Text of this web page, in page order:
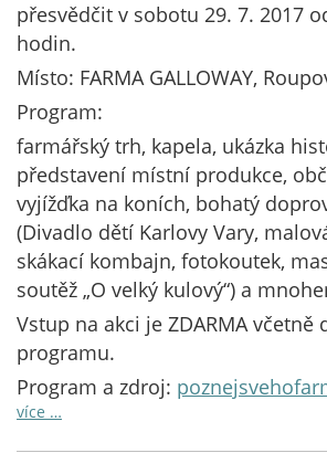
přesvědčit v sobotu 29. 7. 2017
hodin.
Místo: FARMA GALLOWAY,
Program:
farmářský trh, kapela, ukázka
představení místní produkce,
vyjížďka na koních, bohatý
(Divadlo dětí Karlovy Vary,
skákací kombajn, fotokoutek,
soutěž „O velký kulový“) a
Vstup na akci je ZDARMA
programu.
Program a zdroj:
více …